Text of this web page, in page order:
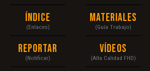
Índice
(Enlaces)
Reportar
(Notificar)
Materiales
(Guía Trabajo)
Vídeos
(Alta Calidad FHD)